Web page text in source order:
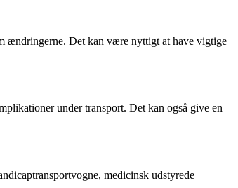
ændringerne. Det kan være nyttigt at have vigtige
under transport. Det kan også give en
medicinsk udstyrede